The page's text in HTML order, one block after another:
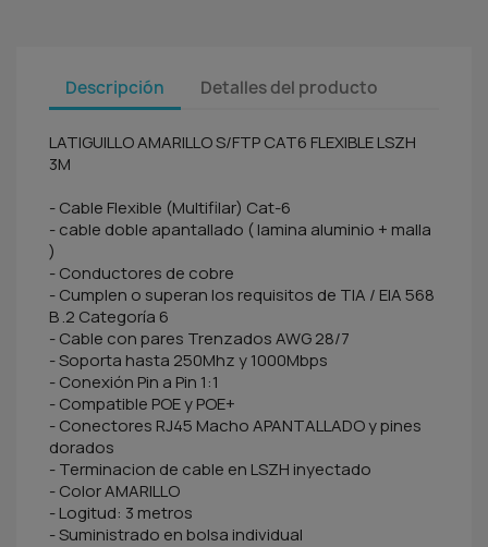
Descripción Detalles del producto
LATIGUILLO AMARILLO S/FTP CAT6 FLEXIBLE LSZH
3M
- Cable Flexible (Multifilar) Cat-6
- cable doble apantallado ( lamina aluminio + malla
)
- Conductores de cobre
- Cumplen o superan los requisitos de TIA / EIA 568
B .2 Categoría 6
- Cable con pares Trenzados AWG 28/7
- Soporta hasta 250Mhz y 1000Mbps
- Conexión Pin a Pin 1:1
- Compatible POE y POE+
- Conectores RJ45 Macho APANTALLADO y pines
dorados
- Terminacion de cable en LSZH inyectado
- Color AMARILLO
- Logitud: 3 metros
- Suministrado en bolsa individual